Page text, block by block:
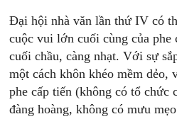
Đại hội nhà văn lần thứ IV có
cuộc vui lớn cuối cùng của
cuối chầu, càng nhạt. Với sự
một cách khôn khéo mềm dẻo,
phe cấp tiến (không có tổ chức
đàng hoàng, không có mưu